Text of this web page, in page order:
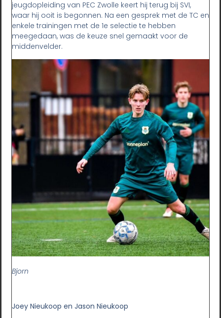
jeugdopleiding van PEC Zwolle keert hij terug bij SVI,
waar hij ooit is begonnen. Na een gesprek met de TC en
enkele trainingen met de 1e selectie te hebben
meegedaan, was de keuze snel gemaakt voor de
middenvelder.
Bjorn
Joey Nieukoop en Jason Nieukoop